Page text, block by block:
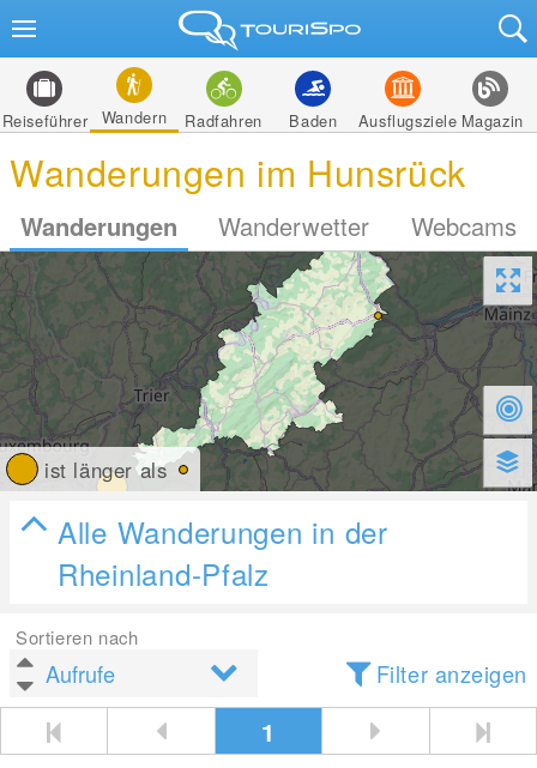
Reiseführer Wandern Radfahren Baden Ausflugsziele Magazin
Wanderungen im Hunsrück
Wanderungen Wanderwetter Webcams
ist länger als
Alle Wanderungen in der
Rheinland-Pfalz
Sortieren nach
Filter anzeigen
1